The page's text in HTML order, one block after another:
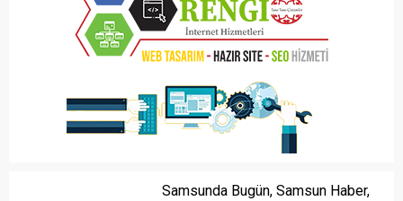
Samsunda Bugün, Samsun Haber,